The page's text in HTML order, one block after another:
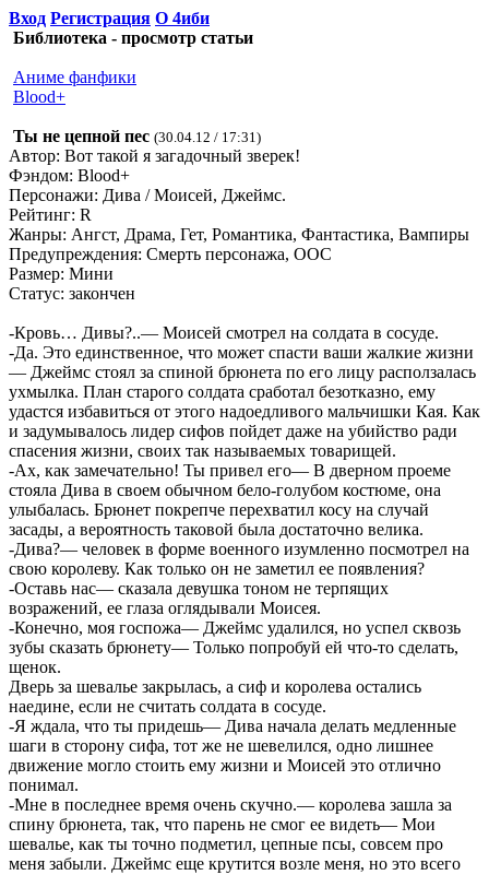
Вход Регистрация О 4иби
Библиотека - просмотр статьи
Аниме фанфики
Blood+
Ты не цепной пес (30.04.12 / 17:31)
Автор: Вот такой я загадочный зверек!
Фэндом: Blood+
Персонажи: Дива / Моисей, Джеймс.
Рейтинг: R
Жанры: Ангст, Драма, Гет, Романтика, Фантастика, Вампиры
Предупреждения: Смерть персонажа, OOC
Размер: Мини
Статус: закончен
-Кровь… Дивы?..— Моисей смотрел на солдата в сосуде.
-Да. Это единственное, что может спасти ваши жалкие жизни
— Джеймс стоял за спиной брюнета по его лицу расползалась
ухмылка. План старого солдата сработал безотказно, ему
удастся избавиться от этого надоедливого мальчишки Кая. Как
и задумывалось лидер сифов пойдет даже на убийство ради
спасения жизни, своих так называемых товарищей.
-Ах, как замечательно! Ты привел его— В дверном проеме
стояла Дива в своем обычном бело-голубом костюме, она
улыбалась. Брюнет покрепче перехватил косу на случай
засады, а вероятность таковой была достаточно велика.
-Дива?— человек в форме военного изумленно посмотрел на
свою королеву. Как только он не заметил ее появления?
-Оставь нас— сказала девушка тоном не терпящих
возражений, ее глаза оглядывали Моисея.
-Конечно, моя госпожа— Джеймс удалился, но успел сквозь
зубы сказать брюнету— Только попробуй ей что-то сделать,
щенок.
Дверь за шевалье закрылась, а сиф и королева остались
наедине, если не считать солдата в сосуде.
-Я ждала, что ты придешь— Дива начала делать медленные
шаги в сторону сифа, тот же не шевелился, одно лишнее
движение могло стоить ему жизни и Моисей это отлично
понимал.
-Мне в последнее время очень скучно.— королева зашла за
спину брюнета, так, что парень не смог ее видеть— Мои
шевалье, как ты точно подметил, цепные псы, совсем про
меня забыли. Джеймс еще крутится возле меня, но это всего